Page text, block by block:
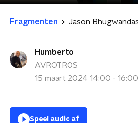
Fragmenten
Humberto
AVROTROS
15 maart 2024 14:00 - 16:00
Speel audio af